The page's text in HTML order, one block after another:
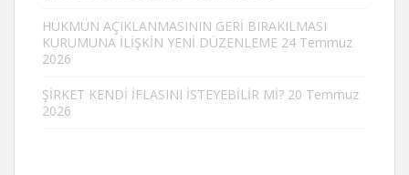
HÜKMÜN AÇIKLANMASININ GERİ BIRAKILMASI
KURUMUNA İLİŞKİN YENİ DÜZENLEME 24 Temmuz
2026
ŞİRKET KENDİ İFLASINI İSTEYEBİLİR Mİ? 20 Temmuz
2026